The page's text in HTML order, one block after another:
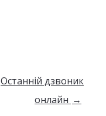
Останній дзвоник
онлайн →